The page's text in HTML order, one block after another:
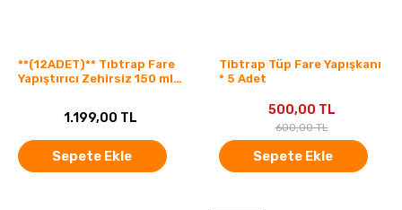
**(12ADET)** Tıbtrap Fare
Yapıştırıcı Zehirsiz 150 ml
1.199,00 TL
Sepete Ekle
Tibtrap Tüp Fare Yapışkanı
* 5 Adet
500,00 TL
600,00 TL
Sepete Ekle